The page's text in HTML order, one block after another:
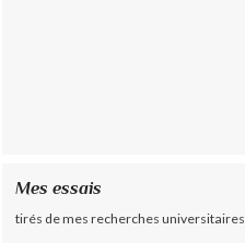
Mes essais
tirés de mes recherches universitaires